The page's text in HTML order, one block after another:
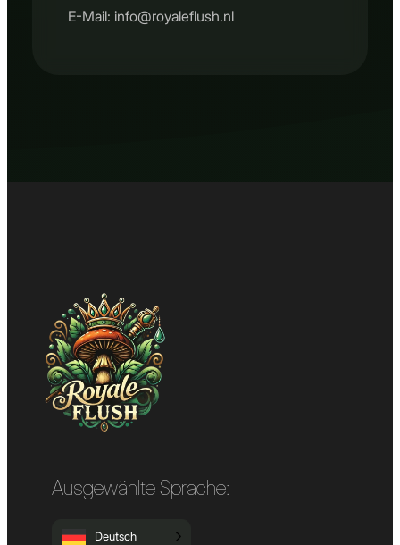
E-Mail: info@royaleflush.nl
Ausgewählte Sprache:
Deutsch